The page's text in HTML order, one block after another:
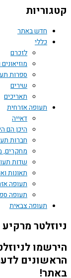
קטגוריות
חדש באתר
כללי
לזכרם
ספרות
שירים
תאריכים
תעופה אזרחית
דאייה
היכן הם
חברות
מחקרים,
שדות
תאונות
תעופה
תעופה
תעופה צבאית
ניוזלטר
הירשמו
הראשונים
באתר!